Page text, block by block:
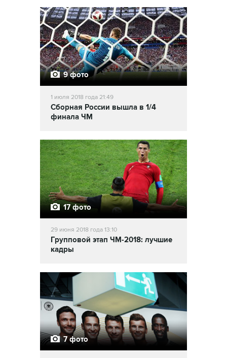
9 фото
1 июля 2018 года 21:49
Сборная России вышла в 1/4
финала ЧМ
17 фото
29 июня 2018 года 13:10
Групповой этап ЧМ-2018: лучшие
кадры
7 фото